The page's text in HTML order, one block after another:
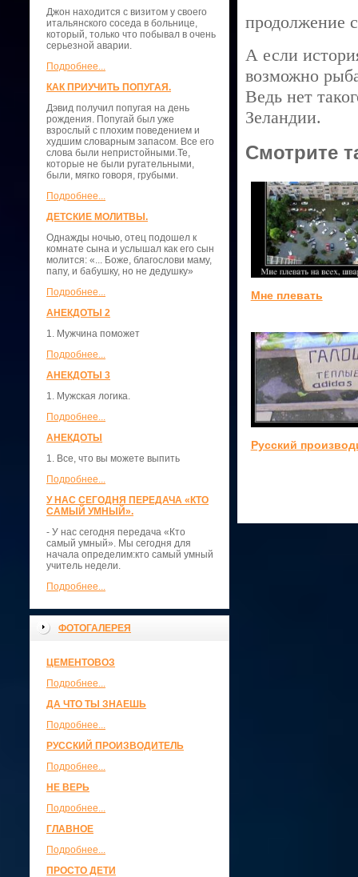
Джон находится с визитом у своего
итальянского соседа в больнице,
который, только что побывал в очень
серьезной аварии.
Подробнее...
КАК ПРИУЧИТЬ ПОПУГАЯ.
Дэвид получил попугая на день
рождения. Попугай был уже
взрослый с плохим поведением и
худшим словарным запасом. Все его
слова были непристойными.Те,
которые не были ругательными,
были, мягко говоря, грубыми.
Подробнее...
ДЕТСКИЕ МОЛИТВЫ.
Однажды ночью, отец подошел к
комнате сына и услышал как его сын
молится: «... Боже, благослови маму,
папу, и бабушку, но не дедушку»
Подробнее...
АНЕКДОТЫ 2
1. Мужчина поможет
Подробнее...
АНЕКДОТЫ 3
1. Мужская логика.
Подробнее...
АНЕКДОТЫ
1. Все, что вы можете выпить
Подробнее...
У НАС СЕГОДНЯ ПЕРЕДАЧА «КТО
САМЫЙ УМНЫЙ».
- У нас сегодня передача «Кто
самый умный». Мы сегодня для
начала определим:кто самый умный
учитель недели.
Подробнее...
ФОТОГАЛЕРЕЯ
ЦЕМЕНТОВОЗ
Подробнее...
ДА ЧТО ТЫ ЗНАЕШЬ
Подробнее...
РУССКИЙ ПРОИЗВОДИТЕЛЬ
Подробнее...
НЕ ВЕРЬ
Подробнее...
ГЛАВНОЕ
Подробнее...
ПРОСТО ДЕТИ
продолжение
А если
возможно
Ведь нет
Зеландии.
Смотрите
Мне плевать
Русский